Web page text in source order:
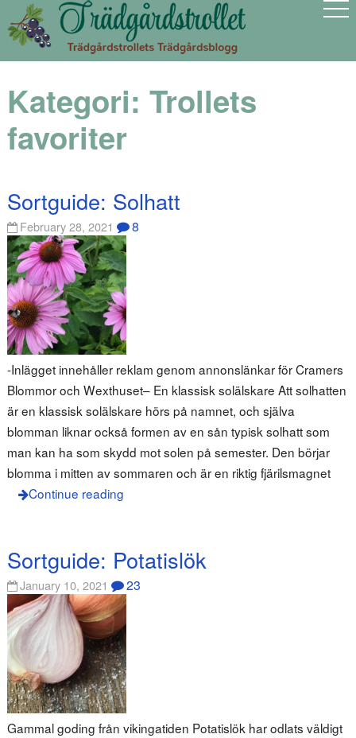
Kategori: Trollets
favoriter
Sortguide: Solhatt
February 28, 2021 8
-Inlägget innehåller reklam genom annonslänkar för Cramers
Blommor och Wexthuset– En klassisk solälskare Att solhatten
är en klassisk solälskare hörs på namnet, och själva
blomman liknar också formen av en sån typisk solhatt som
man kan ha som skydd mot solen på semester. Den börjar
blomma i mitten av sommaren och är en riktig fjärilsmagnet
Continue reading
Sortguide: Potatislök
January 10, 2021 23
Gammal goding från vikingatiden Potatislök har odlats väldigt